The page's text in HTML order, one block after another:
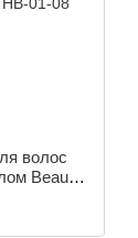
волос
Beauty